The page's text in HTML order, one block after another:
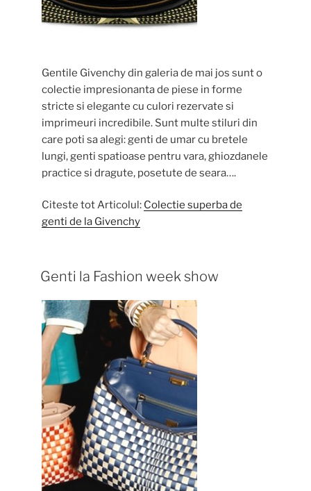
Gentile Givenchy din galeria de mai jos sunt o
colectie impresionanta de piese in forme
stricte si elegante cu culori rezervate si
imprimeuri incredibile. Sunt multe stiluri din
care poti sa alegi: genti de umar cu bretele
lungi, genti spatioase pentru vara, ghiozdanele
practice si dragute, posetute de seara….
Citeste tot Articolul: Colectie superba de
genti de la Givenchy
Genti la Fashion week show